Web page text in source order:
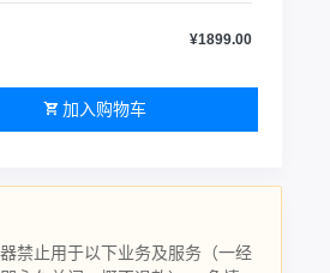
¥1899.00
加入购物车
禁止用于以下业务及服务（一经